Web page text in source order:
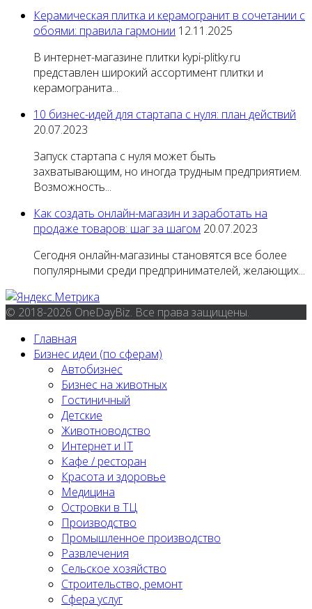
Керамическая плитка и керамогранит в сочетании с
обоями: правила гармонии 12.11.2025
В интернет-магазине плитки kypi-plitky.ru
представлен широкий ассортимент плитки и
керамогранита...
10 бизнес-идей для стартапа с нуля: план действий
20.07.2023
Запуск стартапа с нуля может быть
захватывающим, но иногда трудным предприятием.
Возможность...
Как создать онлайн-магазин и заработать на
продаже товаров: шаг за шагом 20.07.2023
Сегодня онлайн-магазины становятся все более
популярными среди предпринимателей, желающих...
© 2018-2026 OneDayBiz. Все права защищены.
Главная
Бизнес идеи (по сферам)
Автобизнес
Бизнес на животных
Гостиничный
Детские
Животноводство
Интернет и IT
Кафе / ресторан
Красота и здоровье
Медицина
Островки в ТЦ
Производство
Промышленное производство
Развлечения
Сельское хозяйство
Строительство, ремонт
Сфера услуг